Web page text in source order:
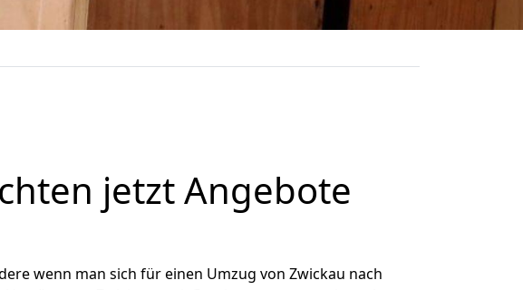
jetzt Angebote
wenn man sich für einen Umzug von Zwickau nach